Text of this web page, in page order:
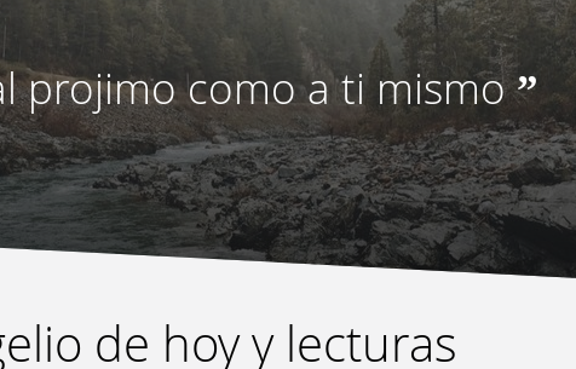
projimo como a ti mismo”
de hoy y lecturas